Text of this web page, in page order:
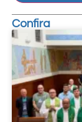
Confira